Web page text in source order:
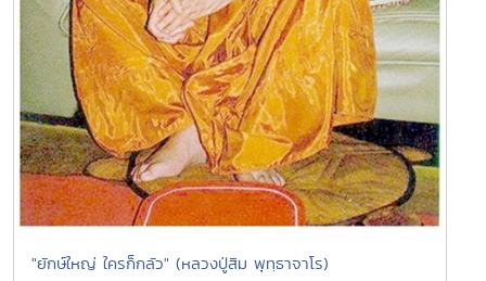
"ยักษ์ใหญ่ ใครก็กลัว" (หลวงปู่สิม พุทฺธาจาโร)